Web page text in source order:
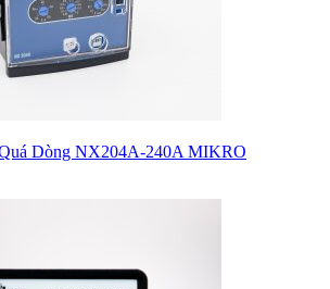
Dòng NX204A-240A MIKRO